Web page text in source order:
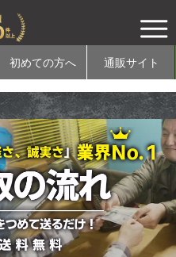
初めての方へ 通販サイト